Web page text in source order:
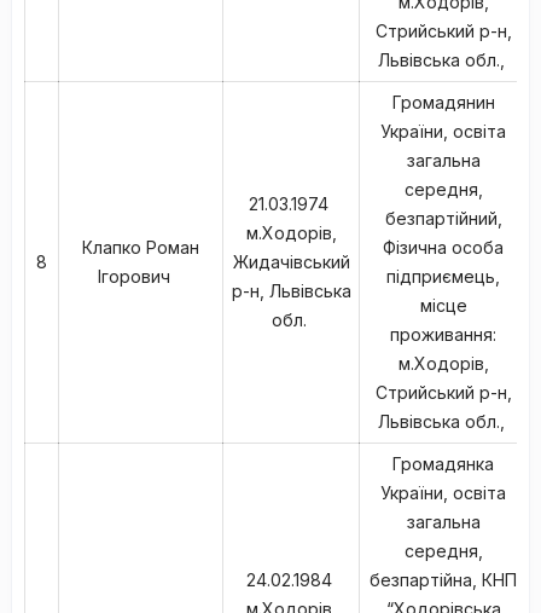
Стрийський р-н,
Львівська обл.,
8
Клапко Роман
Ігорович
21.03.1974
м.Ходорів,
Жидачівський
р-н, Львівська
обл.
Громадянин
України, освіта
загальна
середня,
безпартійний,
Фізична особа
підприємець,
місце
проживання:
м.Ходорів,
Стрийський р-н,
Львівська обл.,
24.02.1984
м.Ходорів,
Громадянка
України, освіта
загальна
середня,
безпартійна, КНП
“Ходорівська